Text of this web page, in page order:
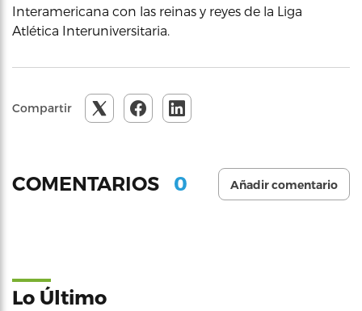
Interamericana con las reinas y reyes de la Liga
Atlética Interuniversitaria.
Compartir
COMENTARIOS 0 Añadir comentario
Lo Último